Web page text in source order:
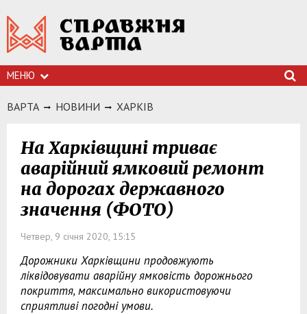
МЕНЮ
ВАРТА НОВИНИ ХАРКIВ
На Харківщині триває
аварійний ямковий ремонт
на дорогах державного
значення (ФОТО)
Четвер, 9 січня 2020, 15:15
Дорожники Харківщини продовжують
ліквідовувати аварійну ямковість дорожнього
покриття, максимально використовуючи
сприятливі погодні умови.